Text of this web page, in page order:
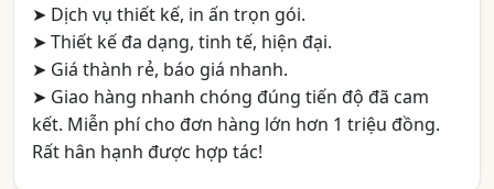
➤ Dịch vụ thiết kế, in ấn trọn gói.
➤ Thiết kế đa dạng, tinh tế, hiện đại.
➤ Giá thành rẻ, báo giá nhanh.
➤ Giao hàng nhanh chóng đúng tiến độ đã cam
kết. Miễn phí cho đơn hàng lớn hơn 1 triệu đồng.
Rất hân hạnh được hợp tác!